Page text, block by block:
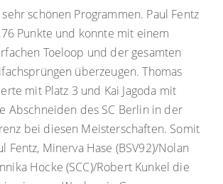
schönen Programmen. Paul Fentz
Punkte und konnte mit einem
Toeloop und der gesamten
überzeugen. Thomas
mit Platz 3 und Kai Jagoda mit
Abschneiden des SC Berlin in der
bei diesen Meisterschaften. Somit
Fentz, Minerva Hase (BSV92)/Nolan
Hocke (SCC)/Robert Kunkel die